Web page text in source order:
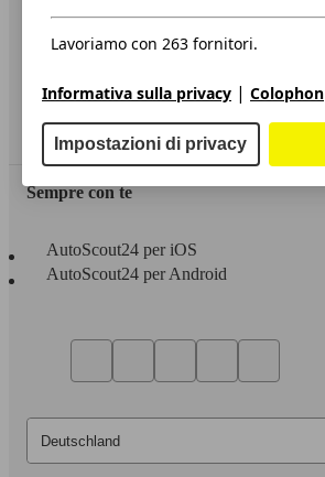
Privacy
Dichiarazione di Accessibilità
Servizi
Area rivenditori
Sempre con te
AutoScout24 per iOS
AutoScout24 per Android
Lavoriamo con 263 fornitori.
Informativa sulla privacy | Colophon
Impostazioni di privacy